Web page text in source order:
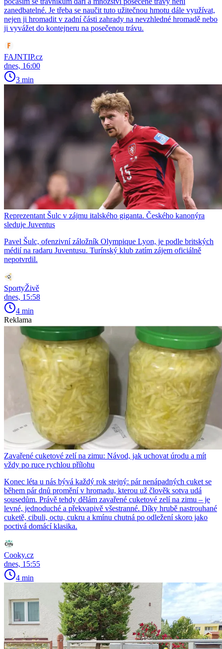
zanedbatelné. Je třeba se naučit tuto užitečnou hmotu dále využívat,
nejen ji hromadit v zadní části zahrady na nevzhledné hromadě nebo
ji vyvážet do kontejneru na posečenou trávu.
FAJNTIP.cz
dnes, 16:00
3 min
Reprezentant Šulc v zájmu italského giganta. Českého kanonýra
sleduje Juventus
Pavel Šulc, ofenzivní záložník Olympique Lyon, je podle britských
médií na radaru Juventusu. Turínský klub zatím zájem oficiálně
nepotvrdil.
SportyŽivě
dnes, 15:58
4 min
Reklama
Zavařené cuketové zelí na zimu: Návod, jak uchovat úrodu a mít
vždy po ruce rychlou přílohu
Konec léta u nás bývá každý rok stejný: pár nenápadných cuket se
během pár dnů promění v hromadu, kterou už člověk sotva udá
sousedům. Právě tehdy dělám zavařené cuketové zelí na zimu – je
levné, jednoduché a překvapivě všestranné. Díky hrubě nastrouhané
cuketě, cibuli, octu, cukru a kmínu chutná po odležení skoro jako
poctivá domácí klasika.
Cooky.cz
dnes, 15:55
4 min